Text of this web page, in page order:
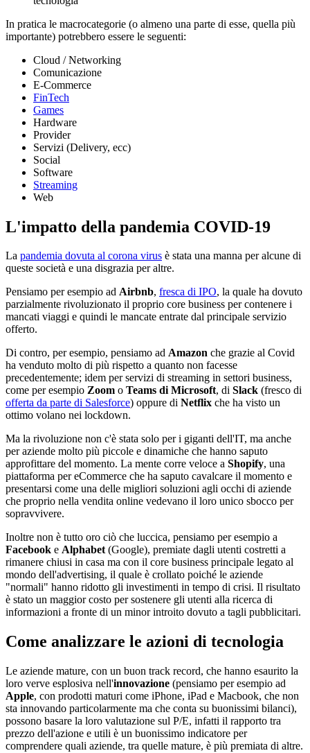
In pratica le macrocategorie (o almeno una parte di esse, quella più
importante) potrebbero essere le seguenti:
Cloud / Networking
Comunicazione
E-Commerce
FinTech
Games
Hardware
Provider
Servizi (Delivery, ecc)
Social
Software
Streaming
Web
L'impatto della pandemia COVID-19
La pandemia dovuta al corona virus è stata una manna per alcune di
queste società e una disgrazia per altre.
Pensiamo per esempio ad Airbnb, fresca di IPO, la quale ha dovuto
parzialmente rivoluzionato il proprio core business per contenere i
mancati viaggi e quindi le mancate entrate dal principale servizio
offerto.
Di contro, per esempio, pensiamo ad Amazon che grazie al Covid
ha venduto molto di più rispetto a quanto non facesse
precedentemente; idem per servizi di streaming in settori business,
come per esempio Zoom o Teams di Microsoft, di Slack (fresco di
offerta da parte di Salesforce) oppure di Netflix che ha visto un
ottimo volano nei lockdown.
Ma la rivoluzione non c'è stata solo per i giganti dell'IT, ma anche
per aziende molto più piccole e dinamiche che hanno saputo
approfittare del momento. La mente corre veloce a Shopify, una
piattaforma per eCommerce che ha saputo cavalcare il momento e
presentarsi come una delle migliori soluzioni agli occhi di aziende
che proprio nella vendita online vedevano il loro unico sbocco per
sopravvivere.
Inoltre non è tutto oro ciò che luccica, pensiamo per esempio a
Facebook e Alphabet(Google), premiate dagli utenti costretti a
rimanere chiusi in casa ma con il core business principale legato al
mondo dell'advertising, il quale è crollato poiché le aziende
"normali" hanno ridotto gli investimenti in tempo di crisi. Il risultato
è stato un maggior costo per sostenere gli utenti alla ricerca di
informazioni a fronte di un minor introito dovuto a tagli pubblicitari.
Come analizzare le azioni di tecnologia
Le aziende mature, con un buon track record, che hanno esaurito la
loro verve esplosiva nell'innovazione (pensiamo per esempio ad
Apple, con prodotti maturi come iPhone, iPad e Macbook, che non
sta innovando particolarmente ma che conta su buonissimi bilanci),
possono basare la loro valutazione sul P/E, infatti il rapporto tra
prezzo dell'azione e utili è un buonissimo indicatore per
comprendere quali aziende, tra quelle mature, è più premiata di altre.